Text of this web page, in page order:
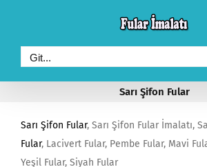
content
Git...
Sarı Şifon Fular
Sarı Şifon Fular, Sarı Şifon Fular İmalatı,
Fular, Lacivert Fular, Pembe Fular, Mavi
Yeşil Fular, Siyah Fular